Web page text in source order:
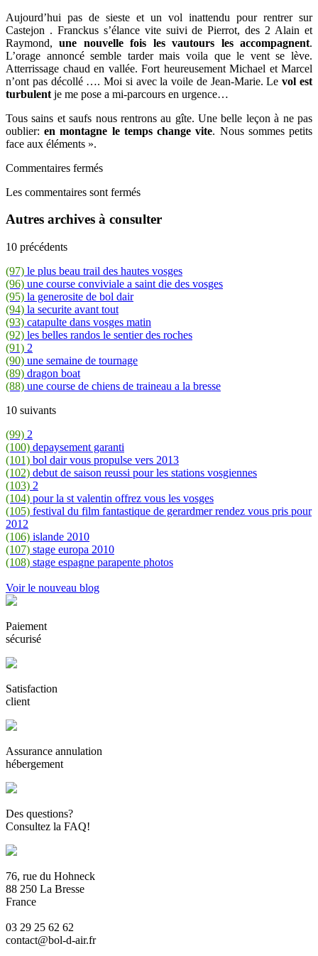
Aujourd’hui pas de sieste et un vol inattendu pour rentrer sur
Castejon . Franckus s’élance vite suivi de Pierrot, des 2 Alain et
Raymond,une nouvelle fois les vautours les accompagnent.
L’orage annoncé semble tarder mais voila que le vent se lève.
Atterrissage chaud en vallée. Fort heureusement Michael et Marcel
n’ont pas décollé …. Moi si avec la voile de Jean-Marie. Levol est
turbulent je me pose a mi-parcours en urgence…
Tous sains et saufs nous rentrons au gîte. Une belle leçon à ne pas
oublier:en montagne le temps change vite. Nous sommes petits
face aux éléments ».
Commentaires fermés
Les commentaires sont fermés
Autres archives à consulter
10 précédents
(97) le plus beau trail des hautes vosges
(96) une course conviviale a saint die des vosges
(95) la generosite de bol dair
(94) la securite avant tout
(93) catapulte dans vosges matin
(92) les belles randos le sentier des roches
(91) 2
(90) une semaine de tournage
(89) dragon boat
(88) une course de chiens de traineau a la bresse
10 suivants
(99) 2
(100) depaysement garanti
(101) bol dair vous propulse vers 2013
(102) debut de saison reussi pour les stations vosgiennes
(103) 2
(104) pour la st valentin offrez vous les vosges
(105) festival du film fantastique de gerardmer rendez vous pris pour
2012
(106) islande 2010
(107) stage europa 2010
(108) stage espagne parapente photos
Voir le nouveau blog
Paiement
sécurisé
Satisfaction
client
Assurance annulation
hébergement
Des questions?
Consultez la FAQ!
76, rue du Hohneck
88 250 La Bresse
France
03 29 25 62 62
contact@bol-d-air.fr